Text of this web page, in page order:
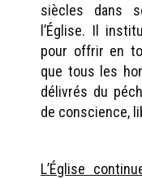
siècles dans
l’Église. Il
pour offrir en
que tous les
délivrés du
de conscience,
L’Église